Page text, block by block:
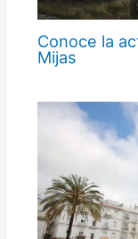
Conoce la
Mijas